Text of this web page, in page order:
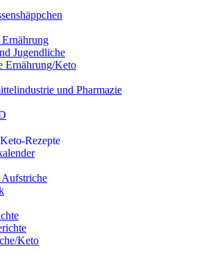
Ernährung
Jugendliche
Ernährung/Keto
und Pharmazie
Rezepte
Keto